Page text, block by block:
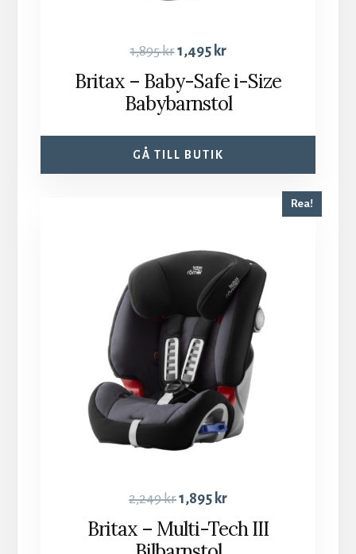
1,895kr1,495 kr
Britax – Baby-Safe i-Size
Babybarnstol
GÅ TILL BUTIK
Rea!
2,249kr1,895 kr
Britax – Multi-Tech III